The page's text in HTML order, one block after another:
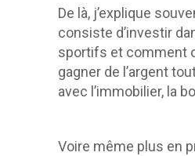
De là, j’explique
consiste d’investir
sportifs et comment
gagner de l’argent
avec l’immobilier, la
Voire même plus en